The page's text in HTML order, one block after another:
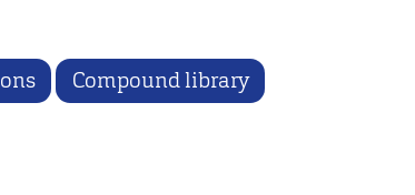
Compound library